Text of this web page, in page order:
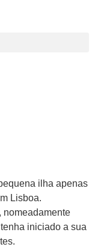
ilha apenas
Lisboa.
nomeadamente
iniciado a sua